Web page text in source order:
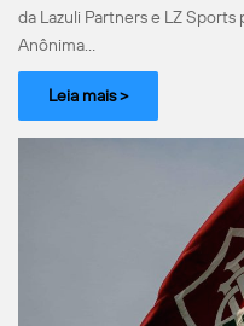
da Lazuli Partners e LZ Sports
Anônima…
Leia mais >